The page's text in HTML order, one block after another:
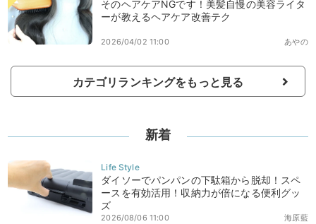
そのヘアケアNGです！美髪自慢の美容ライタ
ーが教えるヘアケア改善テク
あやの
2026/04/02 11:00
カテゴリランキングをもっと見る
新着
ダイソーでパンパンの下駄箱から脱却！スペ
ースを有効活用！収納力が倍になる便利グッ
ズ
海原藍
2026/08/06 11:00